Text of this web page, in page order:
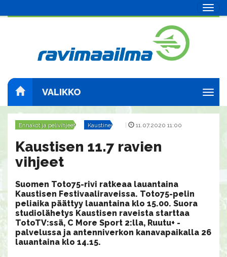
VALIKKO
Ennakot ja pelivihjeet Kaustinen 11.07.2020 11:00
Kaustisen 11.7 ravien
vihjeet
Suomen Toto75-rivi ratkeaa lauantaina
Kaustisen Festivaaliraveissa. Toto75-pelin
peliaika päättyy lauantaina klo 15.00. Suora
studiolähetys Kaustisen raveista starttaa
TotoTV:ssä, C More Sport 2:lla, Ruutu+ -
palvelussa ja antenniverkon kanavapaikalla 26
lauantaina klo 14.15.